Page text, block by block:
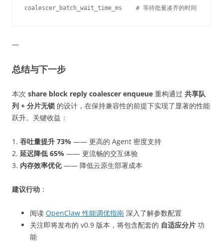
—
总结与下一步
本次 share block reply coalescer enqueue 重构通过 共享队
列 + 分片无锁 的设计，在保持兼容性的前提下实现了显著的性能
跃升。关键收益：
1. 吞吐量提升 73% —— 更高的 Agent 密度支持
2. 延迟降低 65% —— 更流畅的交互体验
3. 内存效率优化—— 降低云原生部署成本
建议行动 ：
阅读 OpenClaw 性能调优指南 深入了解参数配置
关注即将发布的 v0.9 版本，将包含配套的 自适应分片 功
能